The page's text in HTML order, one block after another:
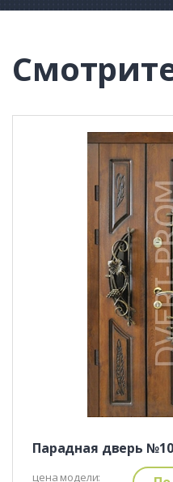
Парадная дверь
цена модели: